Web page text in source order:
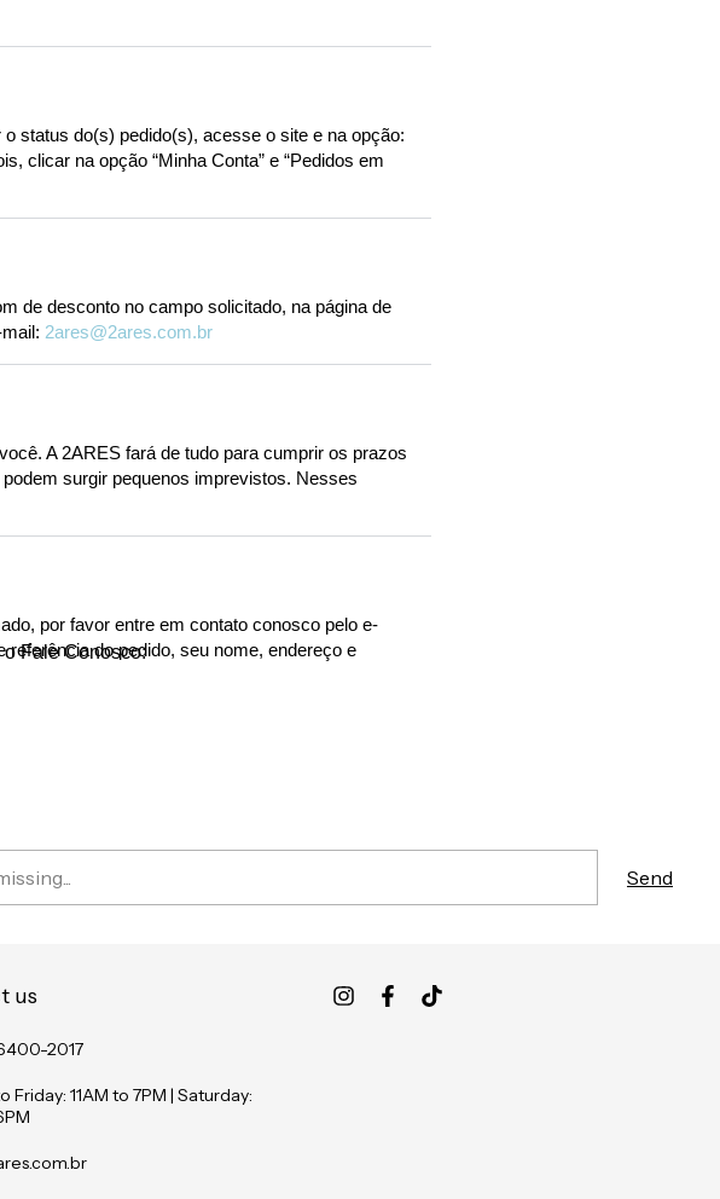
status do(s) pedido(s), acesse o site e na opção:
clicar na opção “Minha Conta” e “Pedidos em
de desconto no campo solicitado, na página de
2ares@2ares.com.br
A 2ARES fará de tudo para cumprir os prazos
surgir pequenos imprevistos. Nesses
por favor entre em contato conosco pelo e-
do pedido, seu nome, endereço e
Fale Conosco:
us
2017
Friday: 11AM to 7PM | Saturday: